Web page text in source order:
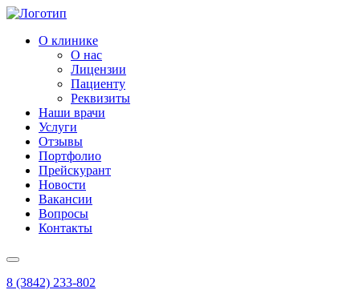
О клинике
О нас
Лицензии
Пациенту
Реквизиты
Наши врачи
Услуги
Отзывы
Портфолио
Прейскурант
Новости
Вакансии
Вопросы
Контакты
8 (3842) 233-802